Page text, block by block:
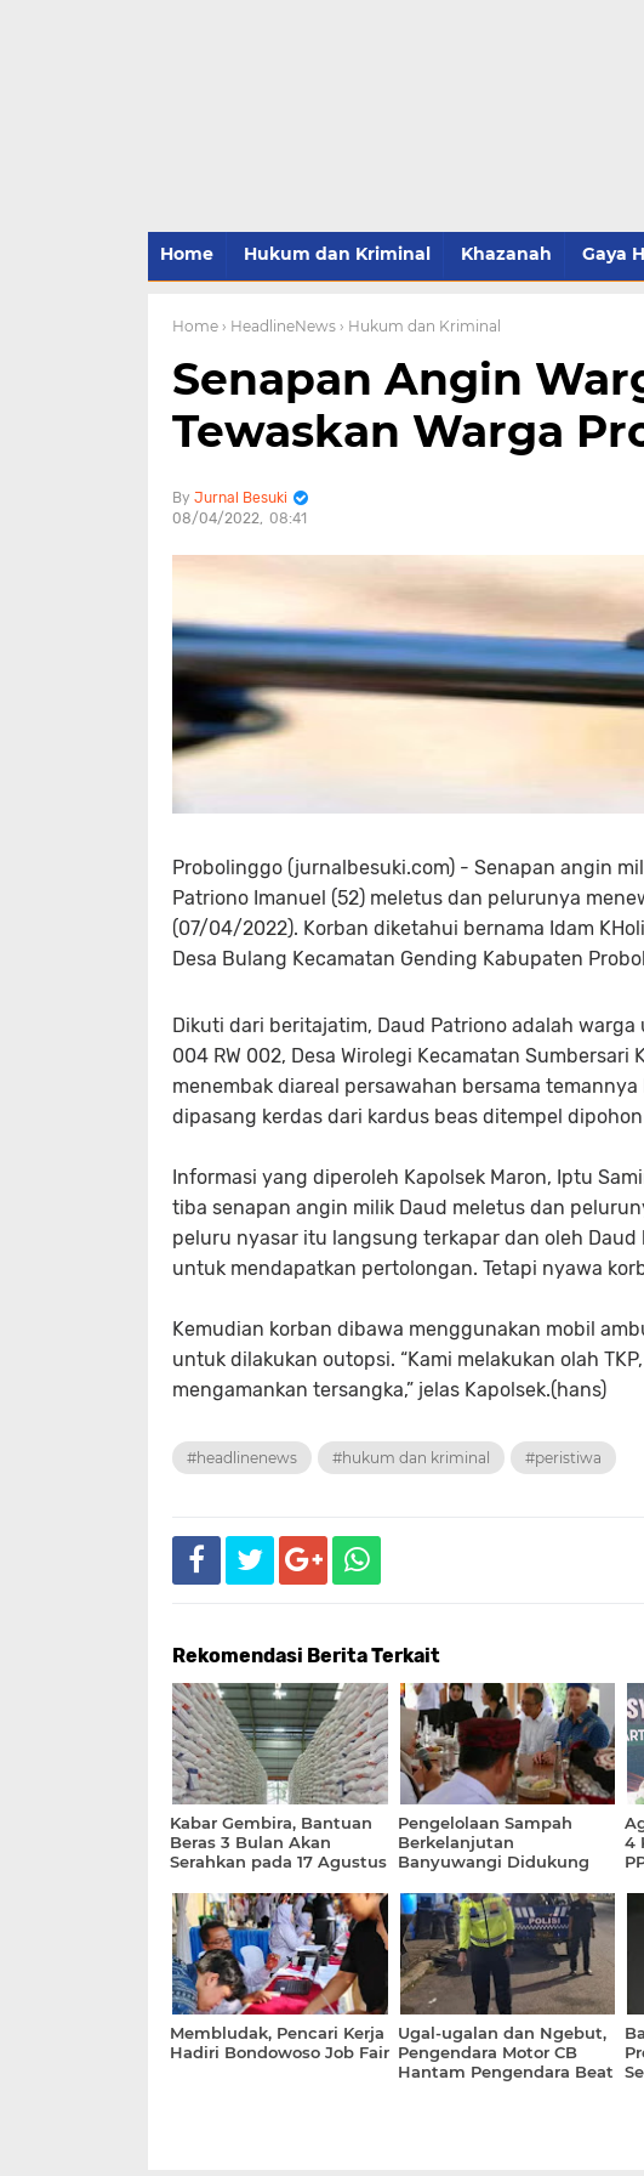
Home Hukum dan Kriminal Khazanah Gaya
Home › HeadlineNews › Hukum dan Kriminal
Senapan Angin
Tewaskan Warga
Jurnal Besuki
08/04/2022 08:41
Probolinggo (jurnalbesuki.com) - Senapan angin
Patriono Imanuel (52) meletus dan pelurunya
(07/04/2022). Korban diketahui bernama Idam
Desa Bulang Kecamatan Gending Kabupaten
Dikuti dari beritajatim, Daud Patriono adalah warga
004 RW 002, Desa Wirolegi Kecamatan
menembak diareal persawahan bersama
dipasang kerdas dari kardus beas ditempel
Informasi yang diperoleh Kapolsek Maron, Iptu
tiba senapan angin milik Daud meletus dan
peluru nyasar itu langsung terkapar dan oleh
untuk mendapatkan pertolongan. Tetapi nyawa
Kemudian korban dibawa menggunakan mobil
untuk dilakukan outopsi. “Kami melakukan olah
mengamankan tersangka,” jelas Kapolsek.(hans)
#headlinenews #hukum dan kriminal #peristiwa
Rekomendasi Berita Terkait
Kabar Gembira, Bantuan
Beras 3 Bulan Akan
Serahkan pada 17 Agustus
Pengelolaan Sampah
Berkelanjutan
Banyuwangi Didukung
4
Membludak, Pencari Kerja
Hadiri Bondowoso Job Fair
Ugal-ugalan dan Ngebut,
Pengendara Motor CB
Hantam Pengendara Beat